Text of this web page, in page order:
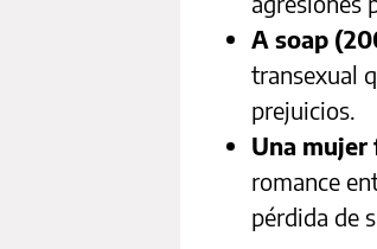
A soap
transexual
prejuicios.
Una mujer
romance
pérdida de